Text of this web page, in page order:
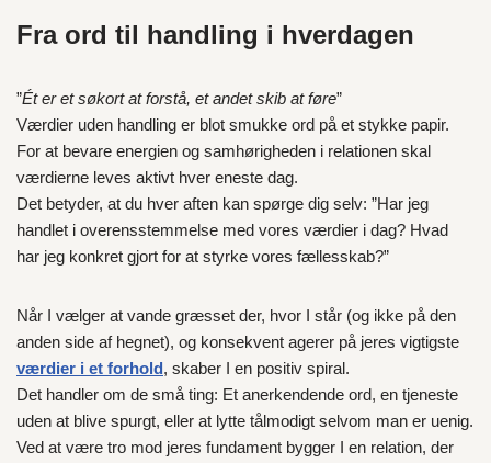
Fra ord til handling i hverdagen
”Ét er et søkort at forstå, et andet skib at føre”
Værdier uden handling er blot smukke ord på et stykke papir.
For at bevare energien og samhørigheden i relationen skal
værdierne leves aktivt hver eneste dag.
Det betyder, at du hver aften kan spørge dig selv: ”Har jeg
handlet i overensstemmelse med vores værdier i dag? Hvad
har jeg konkret gjort for at styrke vores fællesskab?”
Når I vælger at vande græsset der, hvor I står (og ikke på den
anden side af hegnet), og konsekvent agerer på jeres vigtigste
værdier i et forhold, skaber I en positiv spiral.
Det handler om de små ting: Et anerkendende ord, en tjeneste
uden at blive spurgt, eller at lytte tålmodigt selvom man er uenig.
Ved at være tro mod jeres fundament bygger I en relation, der